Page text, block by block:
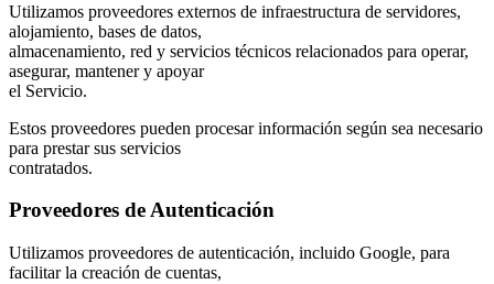
Utilizamos proveedores externos de infraestructura de servidores,
alojamiento, bases de datos,
almacenamiento, red y servicios técnicos relacionados para operar,
asegurar, mantener y apoyar
el Servicio.
Estos proveedores pueden procesar información según sea necesario
para prestar sus servicios
contratados.
Proveedores de Autenticación
Utilizamos proveedores de autenticación, incluido Google, para
facilitar la creación de cuentas,